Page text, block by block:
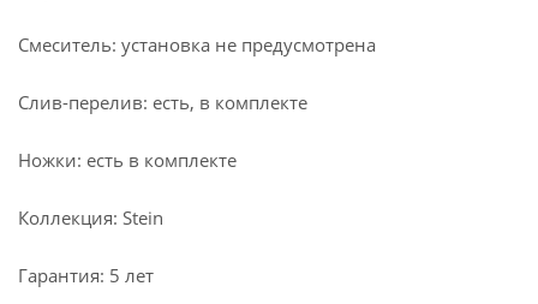
Смеситель: установка не предусмотрена
Слив-перелив: есть, в комплекте
Ножки: есть в комплекте
Коллекция: Stein
Гарантия: 5 лет